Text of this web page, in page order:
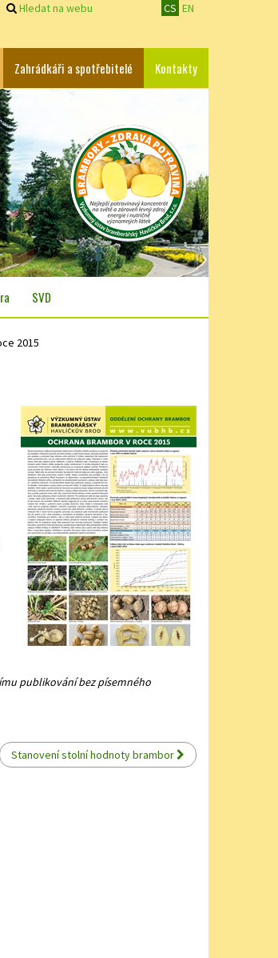
Hledat na webu CS EN
Zahrádkáři a spotřebitelé Kontakty
SVD
2015
publikování bez písemného
Stanovení stolní hodnoty brambor